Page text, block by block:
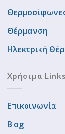
Θέρμανση
Ηλεκτρική
Χρήσιμα Links
Επικοινωνία
Blog